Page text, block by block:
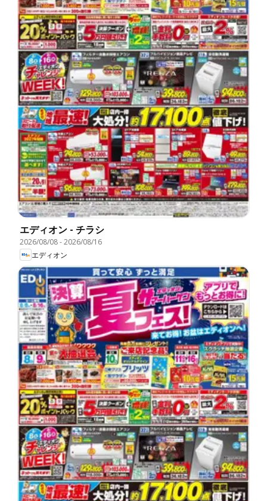
エディオン - チラシ
2026/08/08-2026/08/16
エディオン